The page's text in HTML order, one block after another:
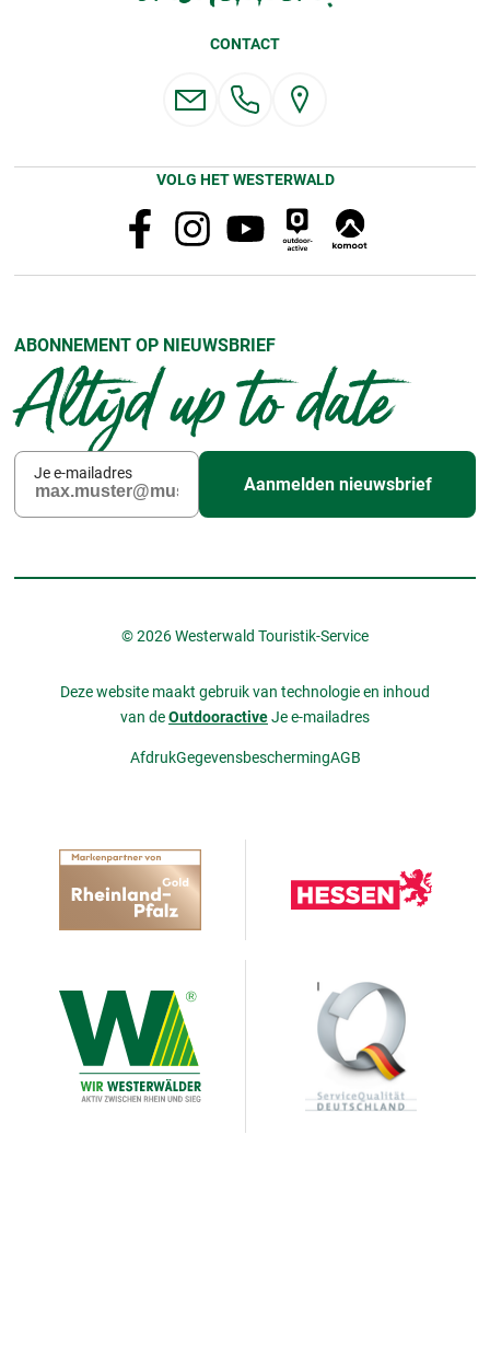
CONTACT
VOLG HET WESTERWALD
ABONNEMENT OP NIEUWSBRIEF
Altijd up to date
Je e-mailadres
Aanmelden nieuwsbrief
© 2026 Westerwald Touristik-Service
Deze website maakt gebruik van technologie en inhoud
van deOutdooractiveJe e-mailadres
AfdrukGegevensbeschermingAGB